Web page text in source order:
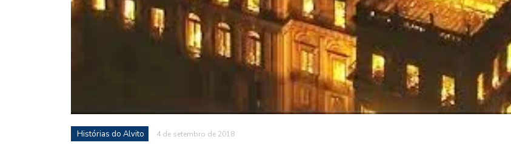
Histórias do Alvito 4 de setembro de 2018